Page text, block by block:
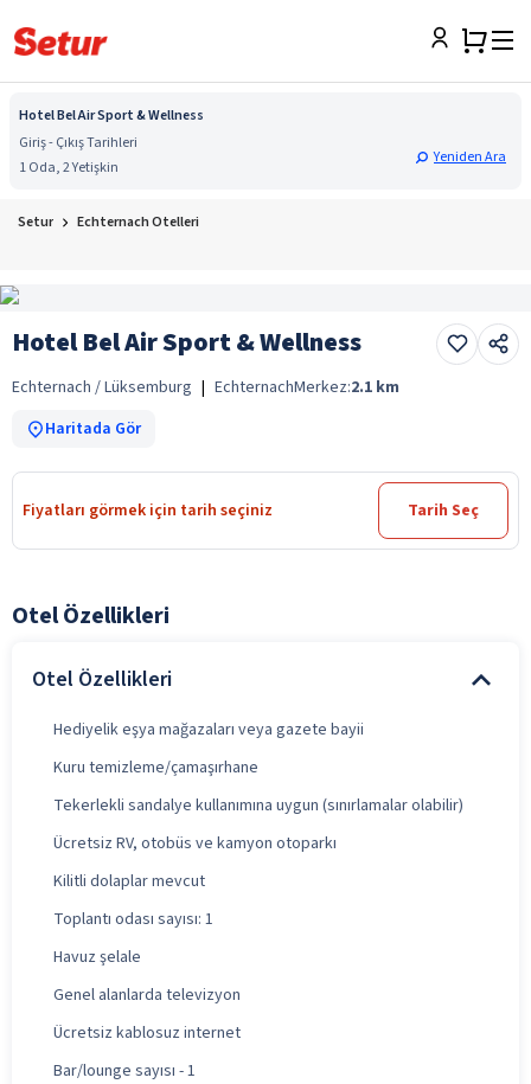
Hotel Bel Air Sport & Wellness
Giriş - Çıkış Tarihleri
1 Oda, 2 Yetişkin
Yeniden Ara
Setur Echternach Otelleri
Hotel Bel Air Sport & Wellness
Echternach / Lüksemburg | EchternachMerkez:2.1 km
Haritada Gör
Fiyatları görmek için tarih seçiniz Tarih Seç
Otel Özellikleri
Otel Özellikleri
Hediyelik eşya mağazaları veya gazete bayii
Kuru temizleme/çamaşırhane
Tekerlekli sandalye kullanımına uygun (sınırlamalar olabilir)
Ücretsiz RV, otobüs ve kamyon otoparkı
Kilitli dolaplar mevcut
Toplantı odası sayısı: 1
Havuz şelale
Genel alanlarda televizyon
Ücretsiz kablosuz internet
Bar/lounge sayısı - 1